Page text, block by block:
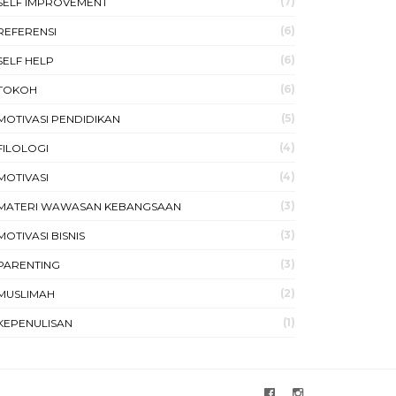
(6)
HELP (6)
(6)
PENDIDIKAN (5)
(4)
(4)
WAWASAN KEBANGSAAN (3)
BISNIS (3)
(3)
(2)
(1)